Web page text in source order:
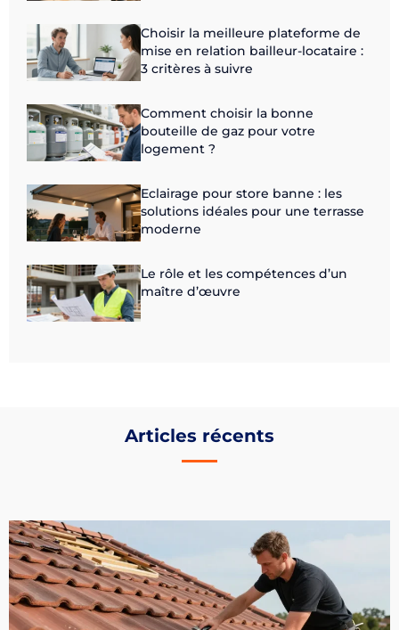
Choisir la meilleure plateforme de
mise en relation bailleur-locataire :
3 critères à suivre
Comment choisir la bonne
bouteille de gaz pour votre
logement ?
Eclairage pour store banne : les
solutions idéales pour une terrasse
moderne
Le rôle et les compétences d’un
maître d’œuvre
Articles récents